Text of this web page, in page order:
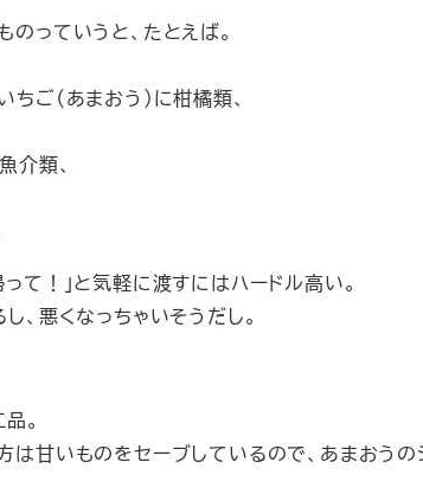
っていうと、たとえば。
ご（あまおう）に柑橘類、
介類、
て！」と気軽に渡すにはハードル高い。
、悪くなっちゃいそうだし。
。
は甘いものをセーブしているので、あまおう